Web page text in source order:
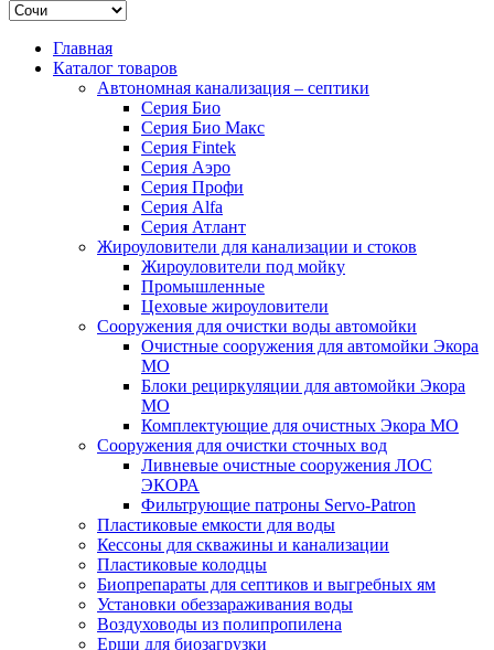
Главная
Каталог товаров
Автономная канализация – септики
Серия Био
Серия Био Макс
Серия Fintek
Серия Аэро
Серия Профи
Серия Alfa
Серия Атлант
Жироуловители для канализации и стоков
Жироуловители под мойку
Промышленные
Цеховые жироуловители
Сооружения для очистки воды автомойки
Очистные сооружения для автомойки Экора
МО
Блоки рециркуляции для автомойки Экора
МО
Комплектующие для очистных Экора МО
Сооружения для очистки сточных вод
Ливневые очистные сооружения ЛОС
ЭКОРА
Фильтрующие патроны Servo-Patron
Пластиковые емкости для воды
Кессоны для скважины и канализации
Пластиковые колодцы
Биопрепараты для септиков и выгребных ям
Установки обеззараживания воды
Воздуховоды из полипропилена
Ерши для биозагрузки